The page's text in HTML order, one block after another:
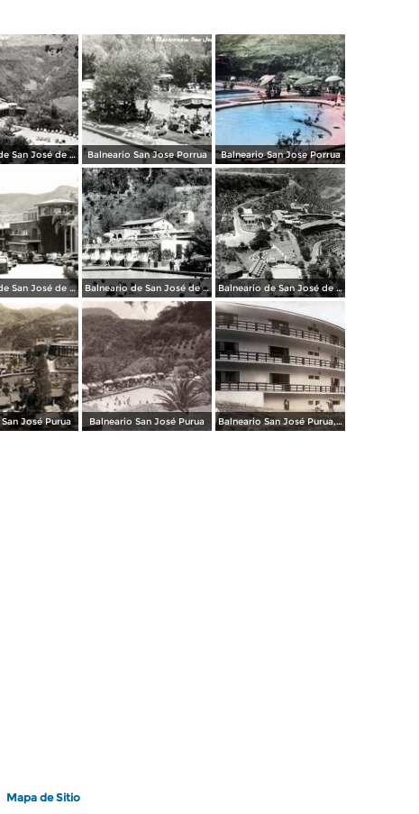
Balneario de San José de Purúa Balneario San Jose Porrua Balneario San Jose Porrua
Balneario de San José de Purúa Balneario de San José de Purúa Balneario de San José de Purúa
José Purua Balneario San José Purua Balneario San José Purua, Nueva Sección
Mapa de Sitio